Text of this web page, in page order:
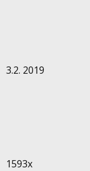
3.2. 2019
1593x